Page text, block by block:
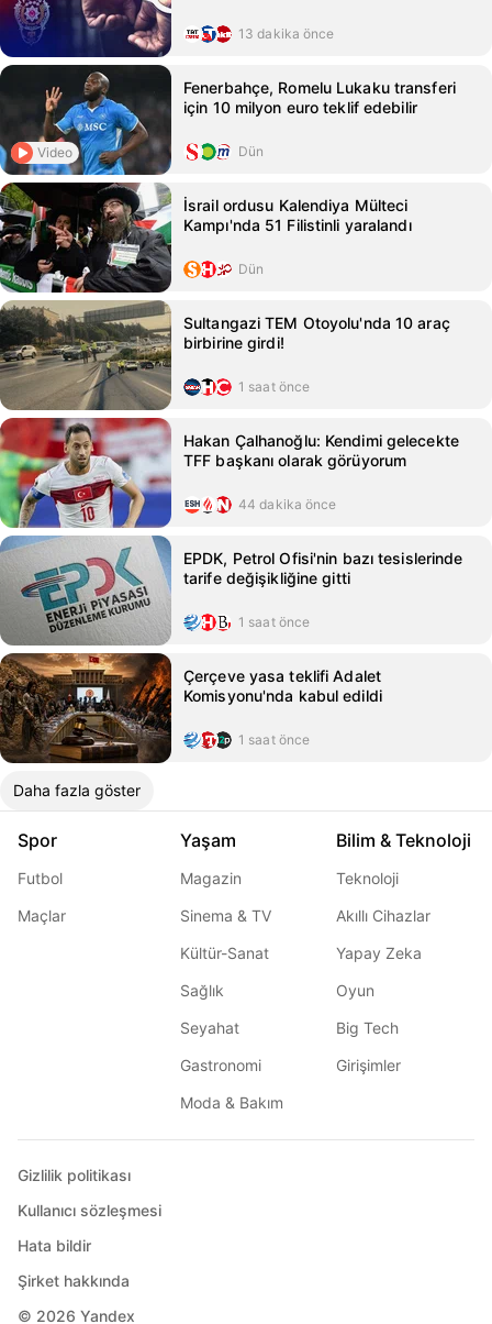
13 dakika önce
Video
Fenerbahçe, Romelu Lukaku transferi
için 10 milyon euro teklif edebilir
Dün
İsrail ordusu Kalendiya Mülteci
Kampı'nda 51 Filistinli yaralandı
Dün
Sultangazi TEM Otoyolu'nda 10 araç
birbirine girdi!
1 saat önce
Hakan Çalhanoğlu: Kendimi gelecekte
TFF başkanı olarak görüyorum
44 dakika önce
EPDK, Petrol Ofisi'nin bazı tesislerinde
tarife değişikliğine gitti
1 saat önce
Çerçeve yasa teklifi Adalet
Komisyonu'nda kabul edildi
1 saat önce
Daha fazla göster
Spor
Futbol
Maçlar
Yaşam
Magazin
Sinema & TV
Kültür-Sanat
Sağlık
Seyahat
Gastronomi
Moda & Bakım
Bilim & Teknoloji
Teknoloji
Akıllı Cihazlar
Yapay Zeka
Oyun
Big Tech
Girişimler
© 2026 Yandex
Gizlilik politikası
Kullanıcı sözleşmesi
Hata bildir
Şirket hakkında